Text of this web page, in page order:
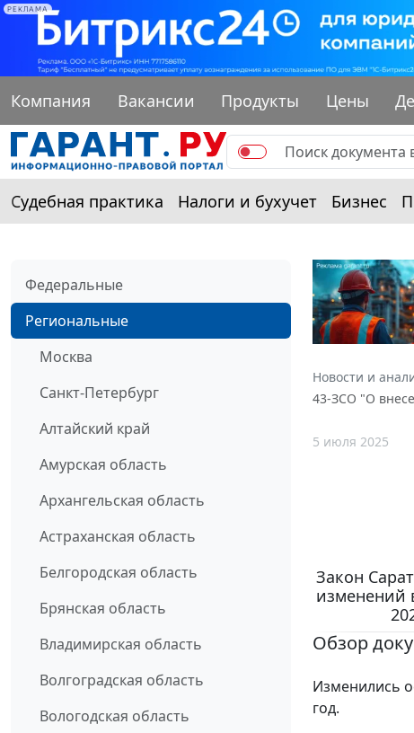
РЕКЛАМА
Компания Вакансии Продукты Цены
Судебная практика Налоги и бухучет Бизнес
Федеральные
Региональные
Москва
Санкт-Петербург
Алтайский край
Амурская область
Архангельская область
Астраханская область
Белгородская область
Брянская область
Владимирская область
Волгоградская область
Вологодская область
Новости и
43-ЗСО "О
5 июля 2025
Закон
изменений
Обзор
Изменились
год.